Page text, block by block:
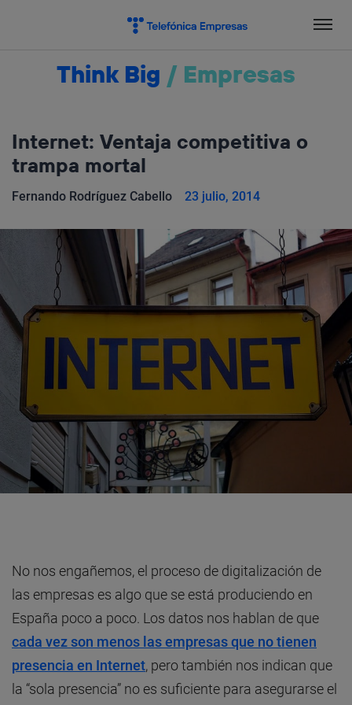
Think Big / Empresas
Internet: Ventaja competitiva o
trampa mortal
Fernando Rodríguez Cabello 23 julio, 2014
No nos engañemos, el proceso de digitalización de
las empresas es algo que se está produciendo en
España poco a poco. Los datos nos hablan de que
cada vez son menos las empresas que no tienen
presencia en Internet, pero también nos indican que
la “sola presencia” no es suficiente para asegurarse el